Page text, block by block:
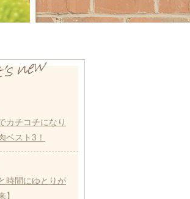
カチコチになり
ベスト3！
時間にゆとりが
】